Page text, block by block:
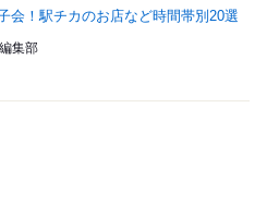
会！駅チカのお店など時間帯別20選
集部